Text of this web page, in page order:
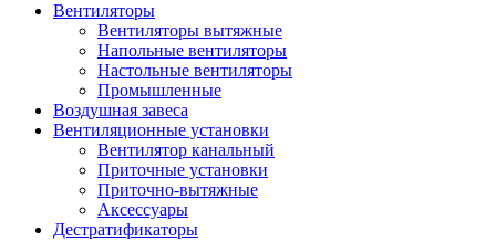
Вентиляторы
Вентиляторы вытяжные
Напольные вентиляторы
Настольные вентиляторы
Промышленные
Воздушная завеса
Вентиляционные установки
Вентилятор канальный
Приточные установки
Приточно-вытяжные
Аксессуары
Дестратификаторы